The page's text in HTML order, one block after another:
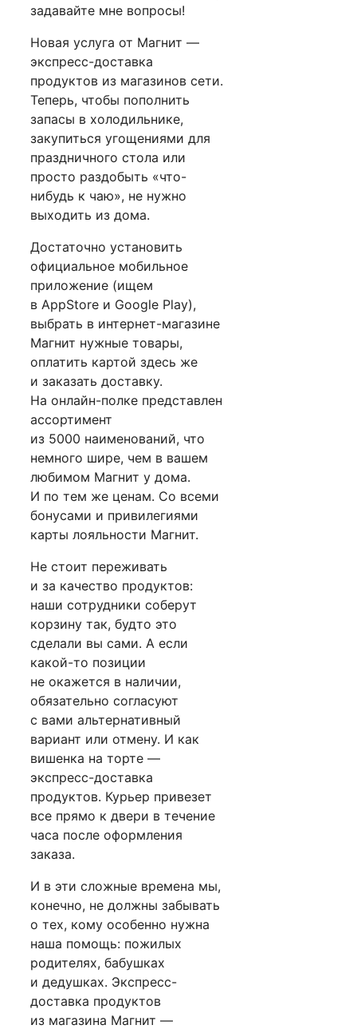
задавайте мне вопросы!
Новая услуга от Магнит —
экспресс-доставка
продуктов из магазинов сети.
Теперь, чтобы пополнить
запасы в холодильнике,
закупиться угощениями для
праздничного стола или
просто раздобыть «что-
нибудь к чаю», не нужно
выходить из дома.
Достаточно установить
официальное мобильное
приложение (ищем
в AppStore и Google Play),
выбрать в интернет-магазине
Магнит нужные товары,
оплатить картой здесь же
и заказать доставку.
На онлайн-полке представлен
ассортимент
из 5000 наименований, что
немного шире, чем в вашем
любимом Магнит у дома.
И по тем же ценам. Со всеми
бонусами и привилегиями
карты лояльности Магнит.
Не стоит переживать
и за качество продуктов:
наши сотрудники соберут
корзину так, будто это
сделали вы сами. А если
какой-то позиции
не окажется в наличии,
обязательно согласуют
с вами альтернативный
вариант или отмену. И как
вишенка на торте —
экспресс-доставка
продуктов. Курьер привезет
все прямо к двери в течение
часа после оформления
заказа.
И в эти сложные времена мы,
конечно, не должны забывать
о тех, кому особенно нужна
наша помощь: пожилых
родителях, бабушках
и дедушках. Экспресс-
доставка продуктов
из магазина Магнит —